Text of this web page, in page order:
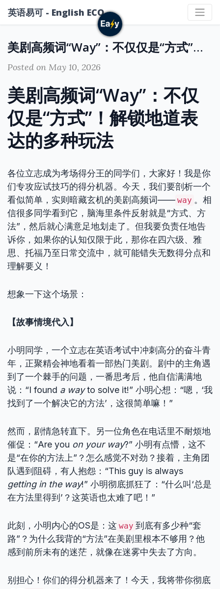
英语易可 - English ECO
美剧高频词“Way”：不仅仅是“方式”！解锁地道表达的多种玩法
Posted on May 10, 2026
美剧高频词“Way”：不仅
仅是“方式”！解锁地道表
达的多种玩法
各位立志成为考场得分王的同学们，大家好！我是你
们专攻应试技巧的得分机器。今天，我们要剖析一个
看似简单，实则暗藏玄机的美剧高频词—— way 。相
信很多同学看到它，脑海里条件反射就是“方式、方
法”，然后就心满意足地划走了。但我要负责任地告
诉你，如果你的认知仅限于此，那你在四六级、雅
思、托福乃至日常交流中，就可能错失无数得分点和
理解要义！
想象一下这个场景：
【故事情境代入】
小明同学，一个立志在英语考试中冲刺高分的奋斗青
年，正聚精会神地看着一部热门美剧。剧中的主角遇
到了一个棘手的问题，一番思考后，他自信满满地
说：“I found a wayto solve it!” 小明心想：“嗯，‘我
找到了一个解决它的方法’，这很简单嘛！”
然而，剧情急转直下。另一位角色在电话里不耐烦地
催促：“Are you on your way?” 小明有点懵，这不
是“在你的方法上”？怎么感觉不对劲？接着，主角团
队遇到阻碍，有人抱怨：“This guy is always
getting in the way!” 小明彻底抓狂了：“什么叫‘总是
在方法里得到’？这英语也太难了吧！”
此刻，小明内心的OS是：这 way 到底有多少种“套
路”？为什么我背的“方法”在美剧里根本不够用？他
感到前所未有的迷茫，就像在迷雾中失去了方向。
别担心！你们的得分机器来了！今天，我将带你彻底